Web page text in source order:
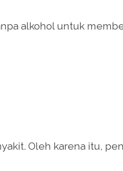
alkohol untuk
Oleh karena itu,